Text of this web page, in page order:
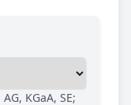
KGaA, SE;